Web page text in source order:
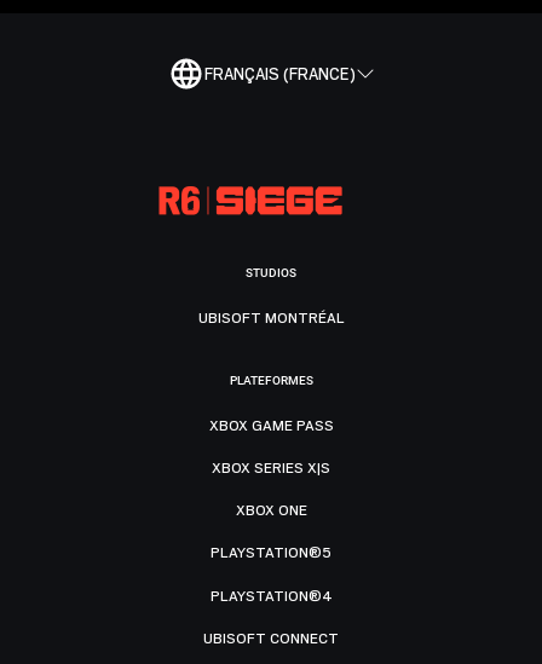
FRANÇAIS (FRANCE)
STUDIOS
UBISOFT MONTRÉAL
PLATEFORMES
XBOX GAME PASS
XBOX SERIES X|S
XBOX ONE
PLAYSTATION®5
PLAYSTATION®4
UBISOFT CONNECT